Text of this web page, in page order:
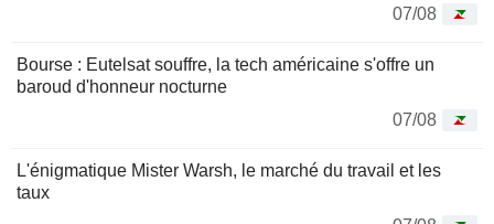
07/08
Bourse : Eutelsat souffre, la tech américaine s'offre un
baroud d'honneur nocturne
07/08
L'énigmatique Mister Warsh, le marché du travail et les
taux